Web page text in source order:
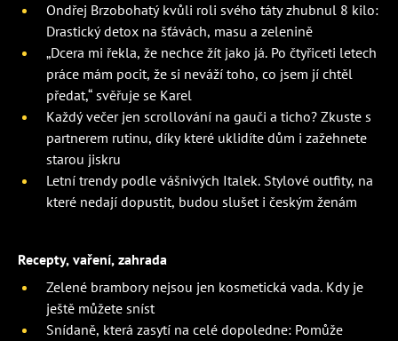
Ondřej Brzobohatý kvůli roli svého táty zhubnul 8 kilo:
Drastický detox na šťávách, masu a zelenině
„Dcera mi řekla, že nechce žít jako já. Po čtyřiceti letech
práce mám pocit, že si neváží toho, co jsem jí chtěl
předat,“ svěřuje se Karel
Každý večer jen scrollování na gauči a ticho? Zkuste s
partnerem rutinu, díky které uklidíte dům i zažehnete
starou jiskru
Letní trendy podle vášnivých Italek. Stylové outfity, na
které nedají dopustit, budou slušet i českým ženám
Recepty, vaření, zahrada
Zelené brambory nejsou jen kosmetická vada. Kdy je
ještě můžete sníst
Snídaně, která zasytí na celé dopoledne: Pomůže